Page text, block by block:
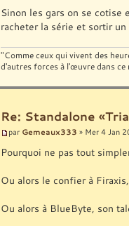
Sinon les gars on se cotise
racheter la série et sortir
"Comme ceux qui vivent des
d'autres forces à l'œuvre dans
Re: Standalone
par Gemeaux333 » Mer 4 Jan
Pourquoi ne pas tout
Ou alors le confier à
Ou alors à BlueByte, son